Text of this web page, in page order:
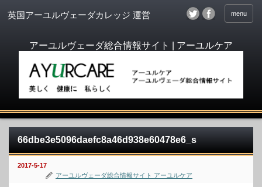
menu
英国アーユルヴェーダカレッジ 運営
66dbe3e5096daefc8a46d938e60478e6_s
2017-5-17
アーユルヴェーダ総合情報サイト アーユルケア